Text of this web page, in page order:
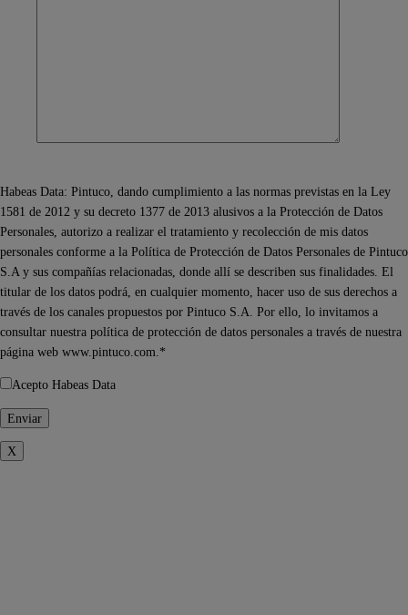
Habeas Data: Pintuco, dando cumplimiento a las normas previstas en la Ley
1581 de 2012 y su decreto 1377 de 2013 alusivos a la Protección de Datos
Personales, autorizo a realizar el tratamiento y recolección de mis datos
personales conforme a la Política de Protección de Datos Personales de Pintuco
S.A y sus compañías relacionadas, donde allí se describen sus finalidades. El
titular de los datos podrá, en cualquier momento, hacer uso de sus derechos a
través de los canales propuestos por Pintuco S.A. Por ello, lo invitamos a
consultar nuestra política de protección de datos personales a través de nuestra
página web www.pintuco.com.*
Acepto Habeas Data
X